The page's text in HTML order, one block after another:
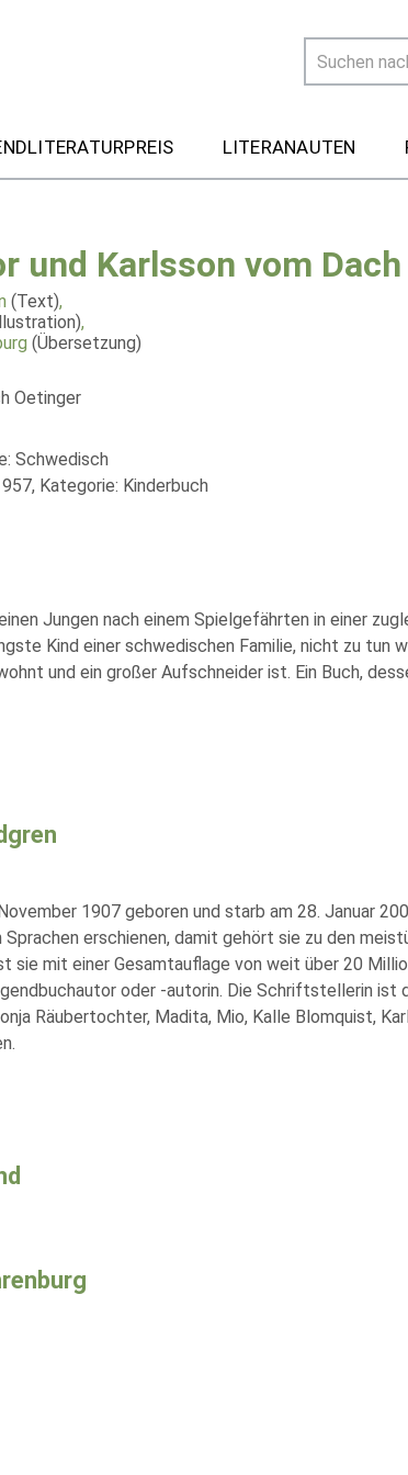
LITERANAUTEN
und Karlsson vom Dach
(Text),
,
(Übersetzung)
Oetinger
Schwedisch
Kategorie: Kinderbuch
Jungen nach einem Spielgefährten in einer
Kind einer schwedischen Familie, nicht zu tun
und ein großer Aufschneider ist. Ein Buch,
1907 geboren und starb am 28. Januar
Sprachen erschienen, damit gehört sie zu den
sie mit einer Gesamtauflage von weit über 20
oder -autorin. Die Schriftstellerin
Räubertochter, Madita, Mio, Kalle Blomquist,